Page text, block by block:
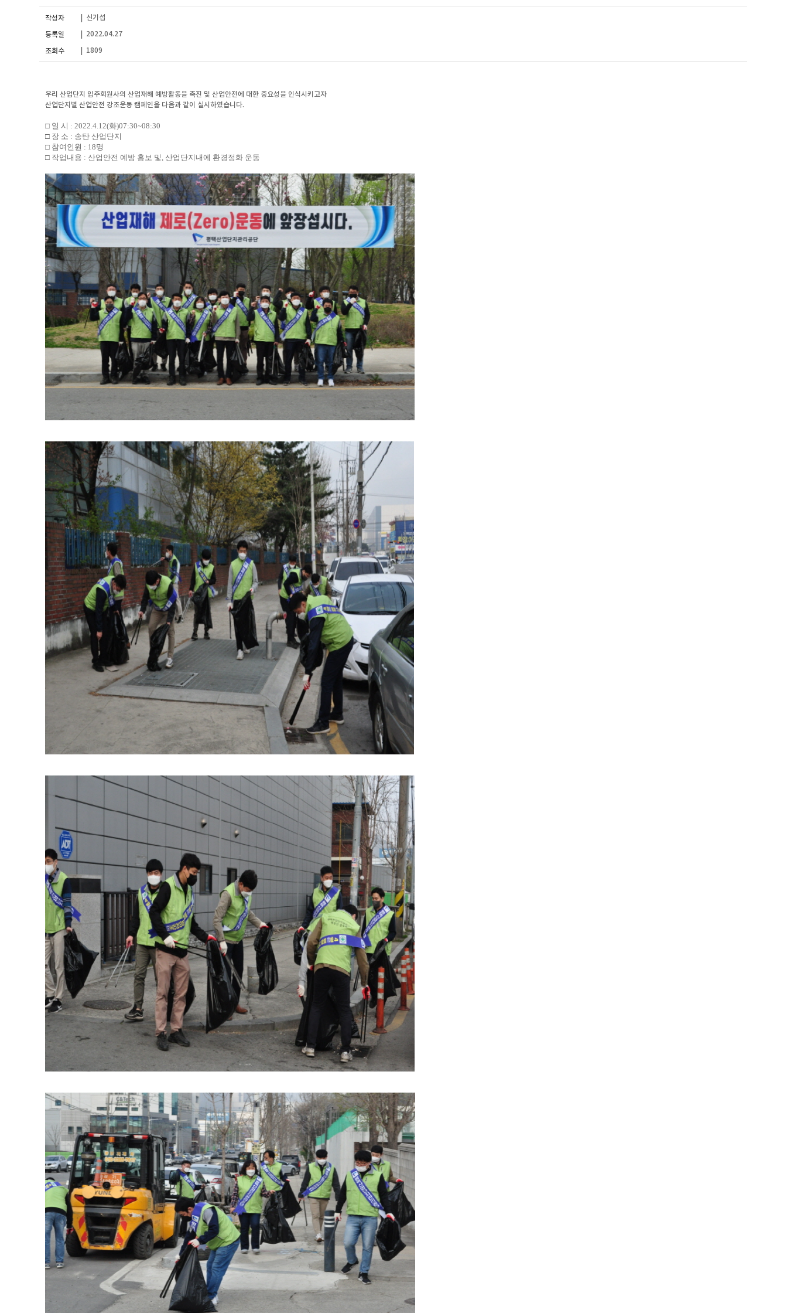
작성자 신기섭
등록일 2022.04.27
조회수 1809
우리 산업단지 입주회원사의 산업재해 예방활동을 촉진 및 산업안전에 대한 중요성을 인식시키고자
산업단지별 산업안전 강조운동 캠페인을 다음과 같이 실시하였습니다.
□ 일 시 : 2022.4.12(화)07:30~08:30
□ 장 소 : 송탄 산업단지
□ 참여인원 : 18명
□ 작업내용 : 산업안전 예방 홍보 및, 산업단지내에 환경정화 운동